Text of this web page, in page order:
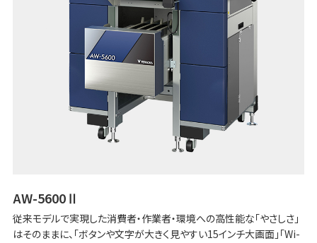
AW-5600Ⅱ
従来モデルで実現した消費者・作業者・環境への高性能な「やさしさ」
はそのままに、「ボタンや文字が大きく見やすい15インチ大画面」「Wi-